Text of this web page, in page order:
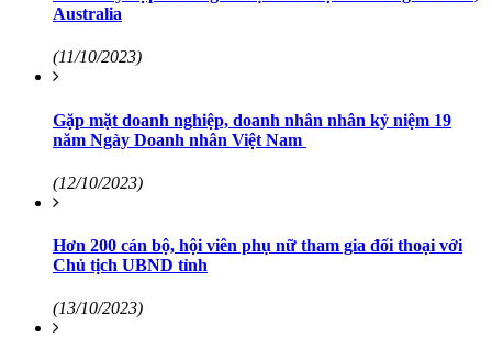
Australia
(11/10/2023)
Gặp mặt doanh nghiệp, doanh nhân nhân kỷ niệm 19
năm Ngày Doanh nhân Việt Nam
(12/10/2023)
Hơn 200 cán bộ, hội viên phụ nữ tham gia đối thoại với
Chủ tịch UBND tỉnh
(13/10/2023)